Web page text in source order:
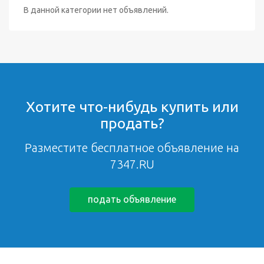
В данной категории нет объявлений.
Хотите что-нибудь купить или
продать?
Разместите бесплатное объявление на
7347.RU
подать объявление